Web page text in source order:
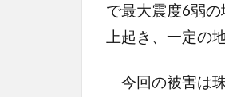
で最大震度6弱
上起き、一定の
今回の被害は